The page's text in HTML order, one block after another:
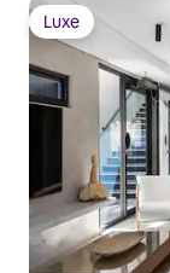
Luxe
Luxe